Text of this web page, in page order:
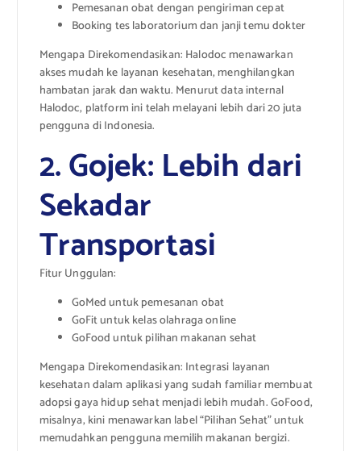
Pemesanan obat dengan pengiriman cepat
Booking tes laboratorium dan janji temu dokter
Mengapa Direkomendasikan: Halodoc menawarkan
akses mudah ke layanan kesehatan, menghilangkan
hambatan jarak dan waktu. Menurut data internal
Halodoc, platform ini telah melayani lebih dari 20 juta
pengguna di Indonesia.
2. Gojek: Lebih dari
Sekadar
Transportasi
Fitur Unggulan:
GoMed untuk pemesanan obat
GoFit untuk kelas olahraga online
GoFood untuk pilihan makanan sehat
Mengapa Direkomendasikan: Integrasi layanan
kesehatan dalam aplikasi yang sudah familiar membuat
adopsi gaya hidup sehat menjadi lebih mudah. GoFood,
misalnya, kini menawarkan label “Pilihan Sehat” untuk
memudahkan pengguna memilih makanan bergizi.